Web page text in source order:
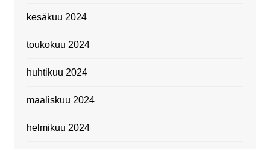
kesäkuu 2024
toukokuu 2024
huhtikuu 2024
maaliskuu 2024
helmikuu 2024